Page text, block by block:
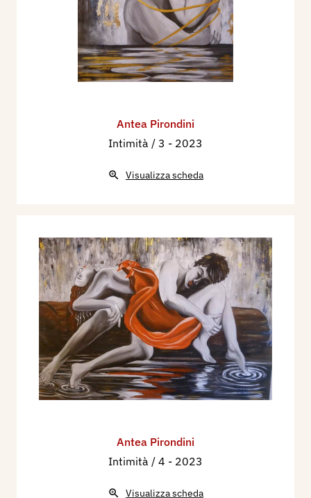
Antea Pirondini
Intimità / 3 - 2023
Visualizza scheda
Antea Pirondini
Intimità / 4 - 2023
Visualizza scheda